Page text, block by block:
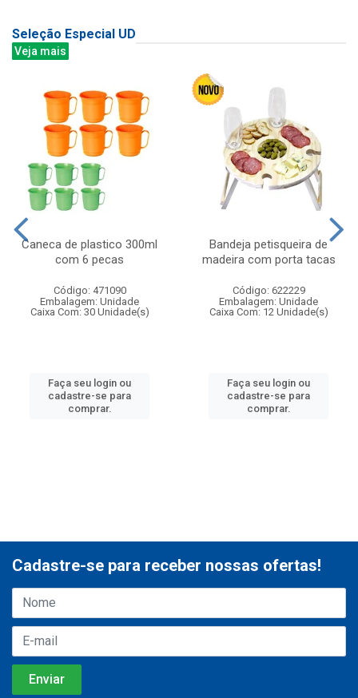
Seleção Especial UD
Veja mais
Caneca de plastico 300ml
com 6 pecas
Código: 471090
Embalagem: Unidade
Caixa Com: 30 Unidade(s)
Faça seu login ou
cadastre-se para
comprar.
Bandeja petisqueira de
madeira com porta tacas
Código: 622229
Embalagem: Unidade
Caixa Com: 12 Unidade(s)
Faça seu login ou
cadastre-se para
comprar.
Cadastre-se para receber nossas ofertas!